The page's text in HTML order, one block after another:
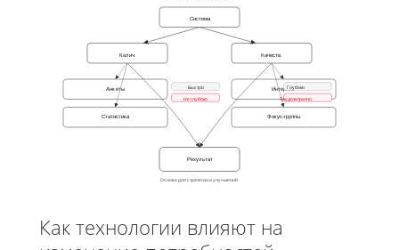
Система
Колич. Качеств.
Анкеты
Статистика
Интервью
Фокус-группы
Результат
Быстро
Не глубоко
Глубоко
Трудозатратно
Основа для стратегии и улучшений
Как технологии влияют на